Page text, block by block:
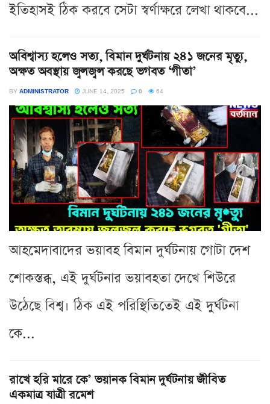
ইতিহাসই ঠিক করবে সেটা স্বর্ণাক্ষরে লেখা থাকবে...
অবিশ্বাস্য হলেও সত্য, বিমান দুর্ঘটনায় ২৪১ জনের মৃত্যু,
অক্ষত অবস্থায় জ্বলজ্বল করছে ভগবত ‘গীতা’
BY ADMINISTRATOR JUNE 14, 2025 0 64
আহমেদাবাদের ভয়াবহ বিমান দুর্ঘটনায় গোটা দেশ
শোকস্তব্ধ, এই দুর্ঘটনার ভয়াবহতা দেখে শিউরে
উঠেছে বিশ্ব। ঠিক এই পরিস্থিতিতেই এই দুর্ঘটনা
কে...
রাখে হরি মারে কে’ ভয়ানক বিমান দুর্ঘটনায় জীবিত
একমাত্র যাত্রী রমেশ